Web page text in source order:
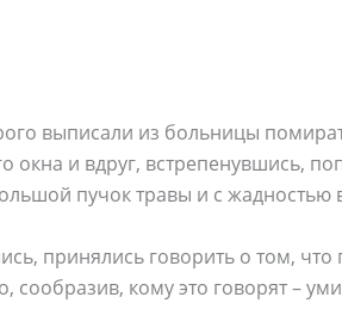
выписали из больницы
окна и вдруг, встрепенувшись,
пучок травы и с жадностью
принялись говорить о том,
сообразив, кому это говорят –